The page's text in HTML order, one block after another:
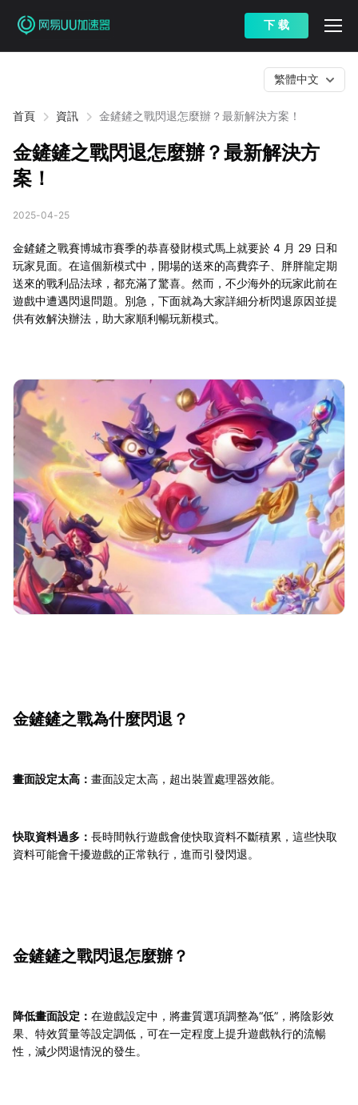
下 载
首頁 資訊 金鏟鏟之戰閃退怎麼辦？最新解決方案！
繁體中文
金鏟鏟之戰閃退怎麼辦？最新解決方
案！
2025-04-25
金鏟鏟之戰賽博城市賽季的恭喜發財模式馬上就要於 4 月 29 日和
玩家見面。在這個新模式中，開場的送來的高費弈子、胖胖龍定期
送來的戰利品法球，都充滿了驚喜。然而，不少海外的玩家此前在
遊戲中遭遇閃退問題。別急，下面就為大家詳細分析閃退原因並提
供有效解決辦法，助大家順利暢玩新模式。
金鏟鏟之戰為什麼閃退？
畫面設定太高： 畫面設定太高，超出裝置處理器效能。
快取資料過多： 長時間執行遊戲會使快取資料不斷積累，這些快取
資料可能會干擾遊戲的正常執行，進而引發閃退。
金鏟鏟之戰閃退怎麼辦？
降低畫面設定： 在遊戲設定中，將畫質選項調整為“低”，將陰影效
果、特效質量等設定調低，可在一定程度上提升遊戲執行的流暢
性，減少閃退情況的發生。